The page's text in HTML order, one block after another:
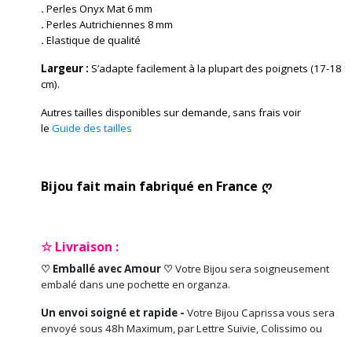
. Perles Onyx Mat 6 mm
. Perles Autrichiennes 8 mm
. Elastique de qualité
Largeur : S’adapte facilement à la plupart des poignets (17-18
cm).
Autres tailles disponibles sur demande, sans frais voir
le Guide des tailles
Bijou fait main fabriqué en France ღ
☆ Livraison :
♡ Emballé avec Amour ♡ Votre Bijou sera soigneusement
embalé dans une pochette en organza.
Un envoi soigné et rapide - Votre Bijou Caprissa vous sera
envoyé sous 48h Maximum, par Lettre Suivie, Colissimo ou